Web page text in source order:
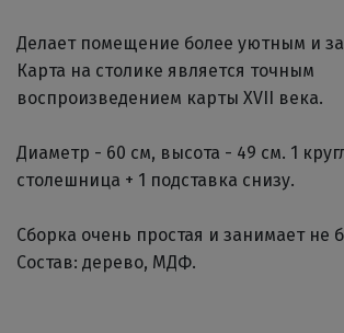
Делает помещение более уютным и
Карта на столике является точным
воспроизведением карты XVII века.
Диаметр - 60 см, высота - 49 см. 1
столешница + 1 подставка снизу.
Сборка очень простая и занимает не
Состав: дерево, МДФ.